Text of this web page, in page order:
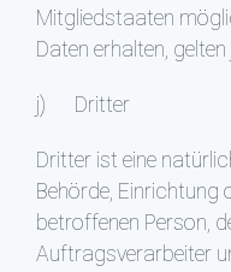
Mitgliedstaaten
Daten erhalten,
j) Dritter
Dritter ist eine
Behörde, Einrichtung
betroffenen Person,
Auftragsverarbeiter